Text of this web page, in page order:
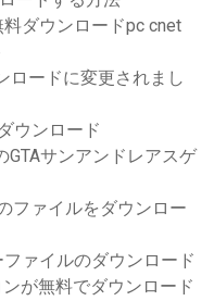
ダウンロードpc cnet
ロードに変更されまし
ウンロード
GTAサンアンドレアスゲ
ファイルをダウンロー
ァイルのダウンロード
が無料でダウンロード